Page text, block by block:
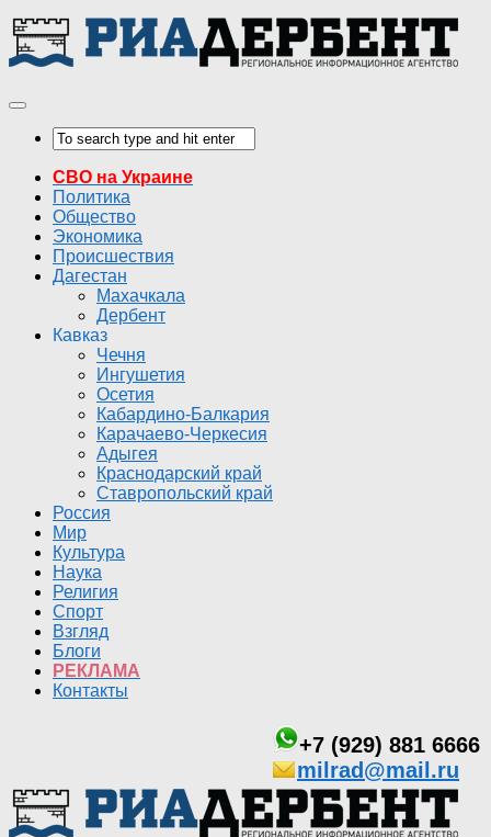
СВО на Украине
Политика
Общество
Экономика
Происшествия
Дагестан
Махачкала
Дербент
Кавказ
Чечня
Ингушетия
Осетия
Кабардино-Балкария
Карачаево-Черкесия
Адыгея
Краснодарский край
Ставропольский край
Россия
Мир
Культура
Наука
Религия
Спорт
Взгляд
Блоги
РЕКЛАМА
Контакты
+7 (929) 881 6666
milrad@mail.ru